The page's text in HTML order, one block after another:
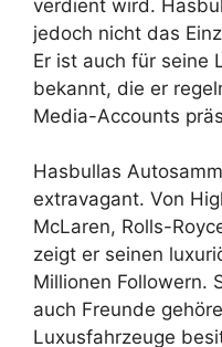
verdient wird.
jedoch nicht das
Er ist auch für seine
bekannt, die er
Media-Accounts
Hasbullas
extravagant. Von
McLaren, Rolls-
zeigt er seinen
Millionen Followern.
auch Freunde
Luxusfahrzeuge